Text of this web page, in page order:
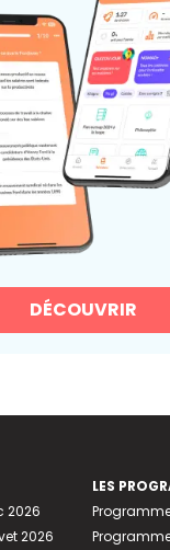
DÉCOUVRIR
2026
2026
LES